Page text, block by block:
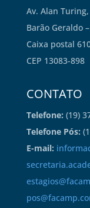
Av. Alan Turing,
Barão Geraldo
Caixa postal
CEP 13083-898
CONTATO
Telefone: (19)
Telefone Pós:
E-mail: